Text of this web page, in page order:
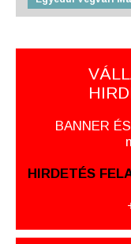
BANNER
HIRDETÉS